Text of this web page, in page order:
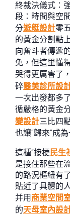
終裁決儀式：
段：時間與空
分遊艇設計零
的黃金分割點
向奮斗者傳遞
免，但這里懂
哭得更厲害了
碎醫美診所設
一次出發都多
循嚴格的黃金
變設計三比四
也讓“歸來”成
這種“接梗民生
是接住那些在
的路況樞紐有
貼近了具體的
并用 商業空間
的天母室內設